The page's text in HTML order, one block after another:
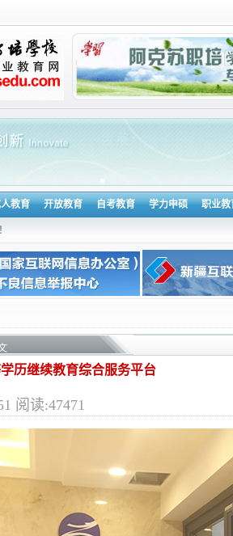
教育 开放教育 自考教育 学力申硕 职业教
历继续教育综合服务平台
阅读:47471